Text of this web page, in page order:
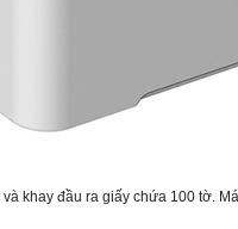
khay đầu ra giấy chứa 100 tờ.